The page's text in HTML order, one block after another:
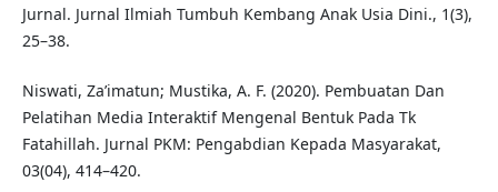
Jurnal. Jurnal Ilmiah Tumbuh Kembang Anak Usia Dini., 1(3),
25–38.
Niswati, Za’imatun; Mustika, A. F. (2020). Pembuatan Dan
Pelatihan Media Interaktif Mengenal Bentuk Pada Tk
Fatahillah. Jurnal PKM: Pengabdian Kepada Masyarakat,
03(04), 414–420.